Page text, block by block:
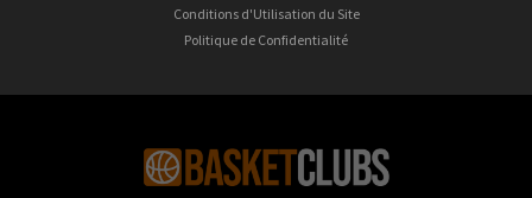
Conditions d'Utilisation du Site
Politique de Confidentialité